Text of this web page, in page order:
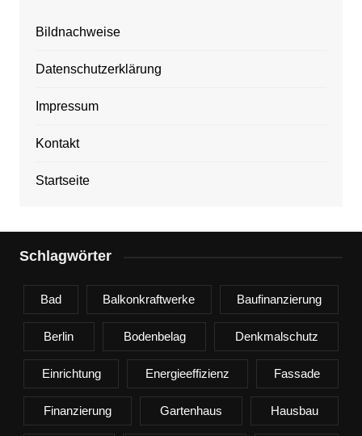
Bildnachweise
Datenschutzerklärung
Impressum
Kontakt
Startseite
Schlagwörter
Bad Balkonkraftwerke Baufinanzierung
Berlin Bodenbelag Denkmalschutz
Einrichtung Energieeffizienz Fassade
Finanzierung Gartenhaus Hausbau